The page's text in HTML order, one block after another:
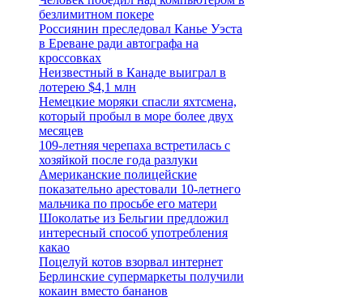
безлимитном покере
Россиянин преследовал Канье Уэста
в Ереване ради автографа на
кроссовках
Неизвестный в Канаде выиграл в
лотерею $4,1 млн
Немецкие моряки спасли яхтсмена,
который пробыл в море более двух
месяцев
109-летняя черепаха встретилась с
хозяйкой после года разлуки
Американские полицейские
показательно арестовали 10-летнего
мальчика по просьбе его матери
Шоколатье из Бельгии предложил
интересный способ употребления
какао
Поцелуй котов взорвал интернет
Берлинские супермаркеты получили
кокаин вместо бананов